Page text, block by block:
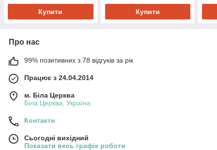
Купити Купити
Про нас
99% позитивних з 78 відгуків за рік
Працює з 24.04.2014
м. Біла Церква
Біла Церква, Україна
Контакти
Сьогодні вихідний
Показати весь графік роботи